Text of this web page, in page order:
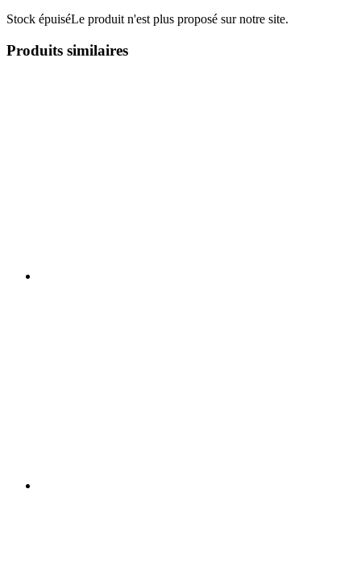
Stock épuiséLe produit n'est plus proposé sur notre site.
Produits similaires